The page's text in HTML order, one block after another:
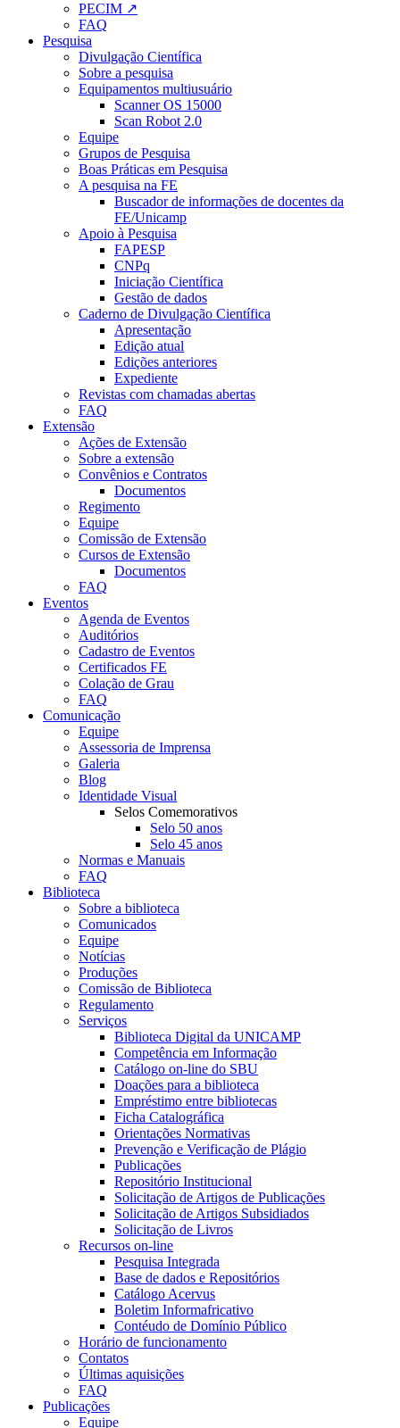
PECIM ↗
FAQ
Pesquisa
Divulgação Científica
Sobre a pesquisa
Equipamentos multiusuário
Scanner OS 15000
Scan Robot 2.0
Equipe
Grupos de Pesquisa
Boas Práticas em Pesquisa
A pesquisa na FE
Buscador de informações de docentes da
FE/Unicamp
Apoio à Pesquisa
FAPESP
CNPq
Iniciação Científica
Gestão de dados
Caderno de Divulgação Científica
Apresentação
Edição atual
Edições anteriores
Expediente
Revistas com chamadas abertas
FAQ
Extensão
Ações de Extensão
Sobre a extensão
Convênios e Contratos
Documentos
Regimento
Equipe
Comissão de Extensão
Cursos de Extensão
Documentos
FAQ
Eventos
Agenda de Eventos
Auditórios
Cadastro de Eventos
Certificados FE
Colação de Grau
FAQ
Comunicação
Equipe
Assessoria de Imprensa
Galeria
Blog
Identidade Visual
Selos Comemorativos
Selo 50 anos
Selo 45 anos
Normas e Manuais
FAQ
Biblioteca
Sobre a biblioteca
Comunicados
Equipe
Notícias
Produções
Comissão de Biblioteca
Regulamento
Serviços
Biblioteca Digital da UNICAMP
Competência em Informação
Catálogo on-line do SBU
Doações para a biblioteca
Empréstimo entre bibliotecas
Ficha Catalográfica
Orientações Normativas
Prevenção e Verificação de Plágio
Publicações
Repositório Institucional
Solicitação de Artigos de Publicações
Solicitação de Artigos Subsidiados
Solicitação de Livros
Recursos on-line
Pesquisa Integrada
Base de dados e Repositórios
Catálogo Acervus
Boletim Informafricativo
Contéudo de Domínio Público
Horário de funcionamento
Contatos
Últimas aquisições
FAQ
Publicações
Equipe